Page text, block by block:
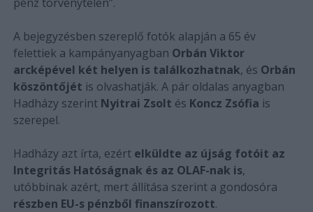
A bejegyzésben szereplő fotók alapján a 65 év
felettiek a kampányanyagban Orbán Viktor
arcképével két helyen is találkozhatnak, és Orbán
köszöntőjét is olvashatják. A pár oldalas anyagban
Hadházy szerint Nyitrai Zsolt és Koncz Zsófia is
szerepel.
Hadházy azt írta, ezért elküldte az újság fotóit az
Integritás Hatóságnak és az OLAF-nak is,
utóbbinak azért, mert állítása szerint a gondosóra
részben EU-s pénzből finanszírozott.